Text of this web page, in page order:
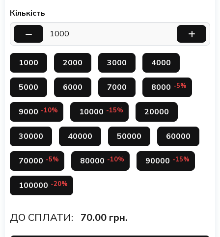
Кількість
1000 2000 3000 4000
5000 6000 7000 8000 -5%
9000 -10% 10000 -15% 20000
30000 40000 50000 60000
70000 -5% 80000 -10% 90000 -15%
100000 -20%
ДО СПЛАТИ: 70.00 грн.